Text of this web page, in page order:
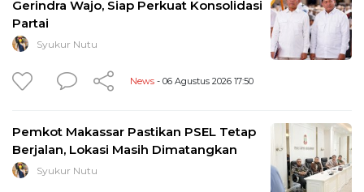
Gerindra Wajo, Siap Perkuat Konsolidasi
Partai
Syukur Nutu
News - 06 Agustus 2026 17:50
Pemkot Makassar Pastikan PSEL Tetap
Berjalan, Lokasi Masih Dimatangkan
Syukur Nutu